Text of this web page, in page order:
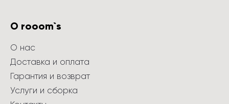
О rooom`s
О нас
Доставка и оплата
Гарантия и возврат
Услуги и сборка